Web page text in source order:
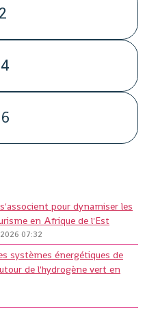
pour dynamiser les
en Afrique de l'Est
07:32
systèmes énergétiques de
de l'hydrogène vert en